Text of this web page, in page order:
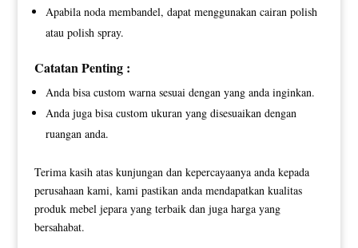
Apabila noda membandel, dapat menggunakan cairan polish
atau polish spray.
Catatan Penting :
Anda bisa custom warna sesuai dengan yang anda inginkan.
Anda juga bisa custom ukuran yang disesuaikan dengan
ruangan anda.
Terima kasih atas kunjungan dan kepercayaanya anda kepada
perusahaan kami, kami pastikan anda mendapatkan kualitas
produk mebel jepara yang terbaik dan juga harga yang
bersahabat.